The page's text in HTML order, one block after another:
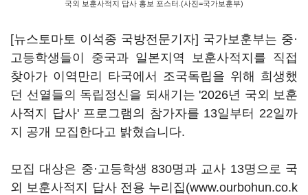
국외 보훈사적지 답사 홍보 포스터.(사진=국가보훈부)
[뉴스토마토 이석종 국방전문기자] 국가보훈부는 중·
고등학생들이 중국과 일본지역 보훈사적지를 직접
찾아가 이역만리 타국에서 조국독립을 위해 희생했
던 선열들의 독립정신을 되새기는 '2026년 국외 보훈
사적지 답사' 프로그램의 참가자를 13일부터 22일까
지 공개 모집한다고 밝혔습니다.
모집 대상은 중·고등학생 830명과 교사 13명으로 국
외 보훈사적지 답사 전용 누리집(www.ourbohun.co.k